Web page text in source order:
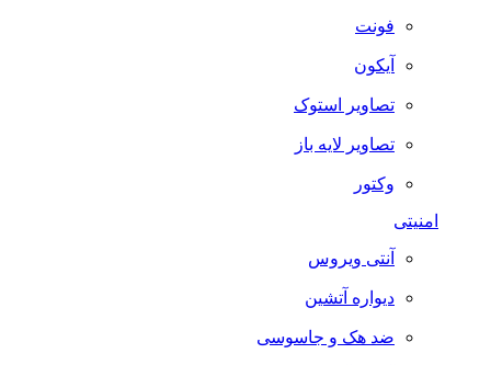
فونت
آیکون
تصاویر استوک
تصاویر لایه باز
وکتور
امنیتی
آنتی ویروس
دیواره آتشین
ضد هک و جاسوسی